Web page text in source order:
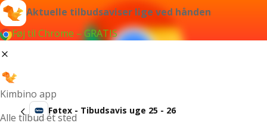
Aktuelle tilbudsaviser lige ved hånden
Føj til Chrome – GRATIS
Kimbino app
Alle tilbud ét sted
Føtex - Tibudsavis uge 25 - 26